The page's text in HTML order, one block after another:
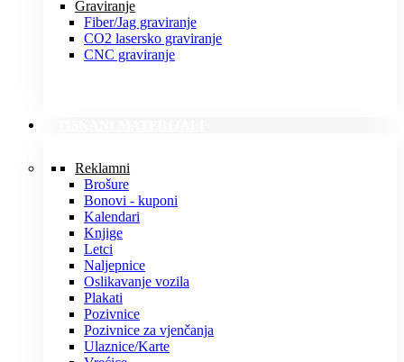
Graviranje
Fiber/Jag graviranje
CO2 lasersko graviranje
CNC graviranje
Reklamni
Brošure
Bonovi - kuponi
Kalendari
Knjige
Letci
Naljepnice
Oslikavanje vozila
Plakati
Pozivnice
Pozivnice za vjenčanja
Ulaznice/Karte